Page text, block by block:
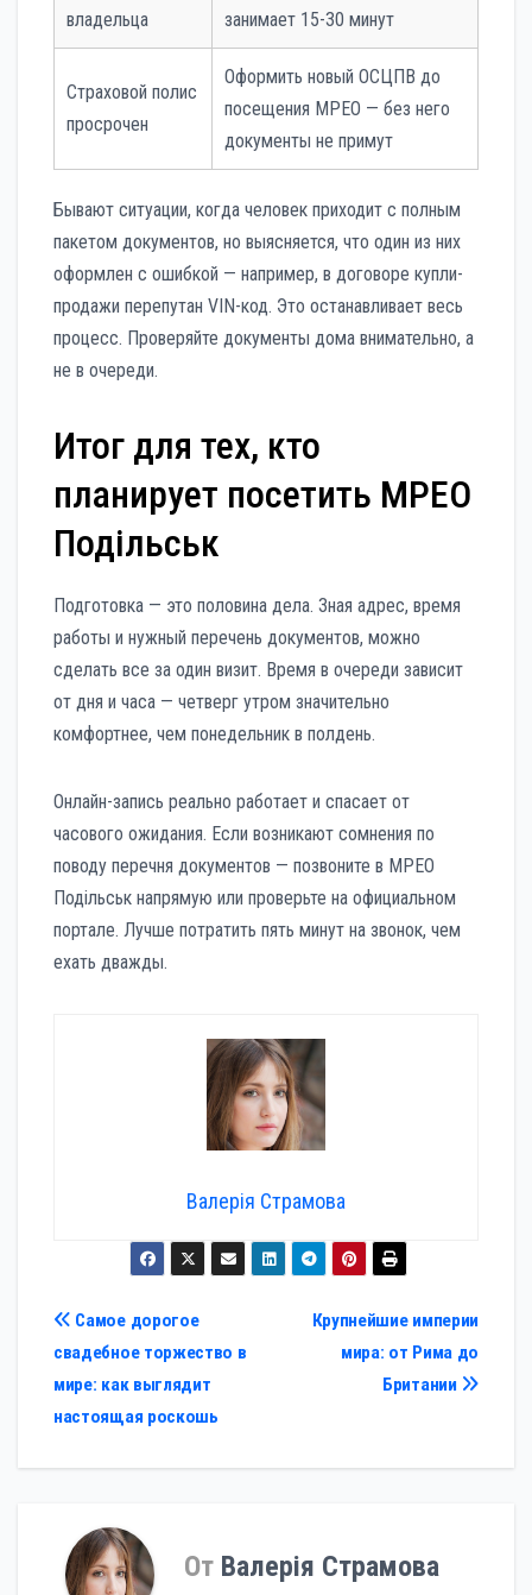
владельца занимает 15-30 минут
Страховой полис
просрочен
Оформить новый ОСЦПВ до
посещения МРЕО — без него
документы не примут
Бывают ситуации, когда человек приходит с полным
пакетом документов, но выясняется, что один из них
оформлен с ошибкой — например, в договоре купли-
продажи перепутан VIN-код. Это останавливает весь
процесс. Проверяйте документы дома внимательно, а
не в очереди.
Итог для тех, кто
планирует посетить МРЕО
Подільськ
Подготовка — это половина дела. Зная адрес, время
работы и нужный перечень документов, можно
сделать все за один визит. Время в очереди зависит
от дня и часа — четверг утром значительно
комфортнее, чем понедельник в полдень.
Онлайн-запись реально работает и спасает от
часового ожидания. Если возникают сомнения по
поводу перечня документов — позвоните в МРЕО
Подільськ напрямую или проверьте на официальном
портале. Лучше потратить пять минут на звонок, чем
ехать дважды.
Валерія Страмова
Навигация
по
записям
Крупнейшие империи
мира: от Рима до
Британии
Самое дорогое
свадебное торжество в
мире: как выглядит
настоящая роскошь
От Валерія Страмова